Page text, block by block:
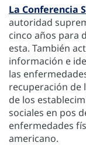
La Conferencia
autoridad
cinco años para
esta. También
información e
las
recuperación de
de los
sociales en pos
enfermedades
americano.